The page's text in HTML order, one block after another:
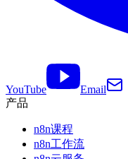
YouTube
Email
产品
n8n课程
n8n工作流